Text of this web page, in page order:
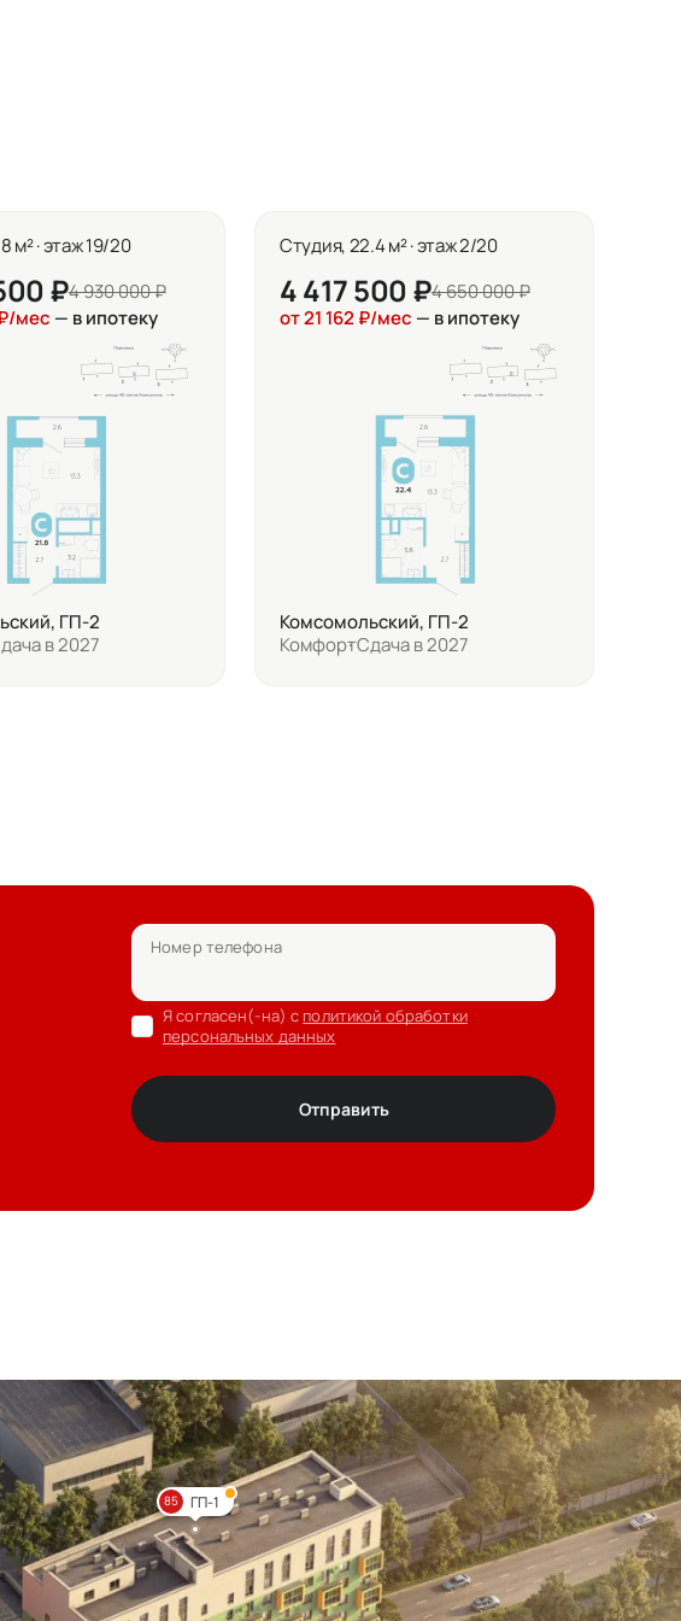
м² · этаж 19/20
₽4 930 000 ₽
мес — в ипотеку
ГП-2
в 2027
Студия, 22.4 м² · этаж 2/20
4 417 500 ₽4 650 000 ₽
от 21 162 ₽/мес — в ипотеку
Комсомольский, ГП-2
КомфортСдача в 2027
Номер телефона
Я согласен(-на) с политикой обработки
персональных данных
Отправить
85 ГП-1